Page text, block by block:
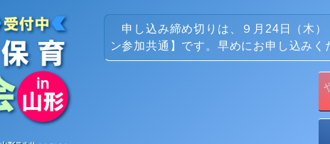
申し込み締め切りは、９月24日（木）
ン参加共通】です。早めにお申し込みく